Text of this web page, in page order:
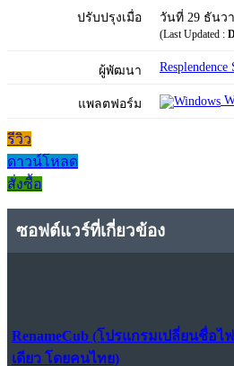
ปรับปรุงเมื่อ วันที่ 29 ธันว
(Last Updated :
ผู้พัฒนา Resplendence
แพลตฟอร์ม
รีวิว
ดาวน์โหลด
สั่งซื้อ
ซอฟต์แวร์ที่เกี่ยวข้อง
RenameCub (โปรแกรมเปลี่ยนชื่อ
เดียว โดยคนไทย)